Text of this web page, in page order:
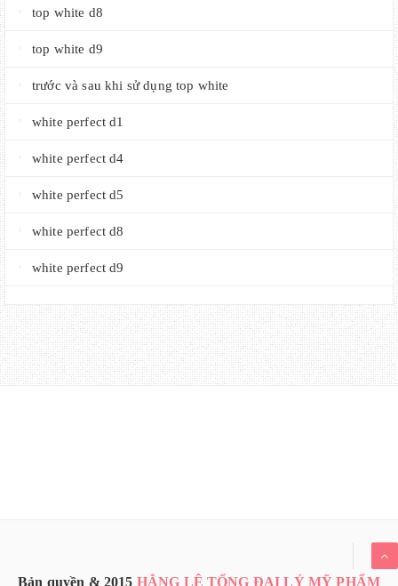
top white d8
top white d9
trước và sau khi sử dụng top white
white perfect d1
white perfect d4
white perfect d5
white perfect d8
white perfect d9
Bản quyền & 2015 HẲNG LÊ TỔNG ĐẠI LÝ MỸ PHẨM